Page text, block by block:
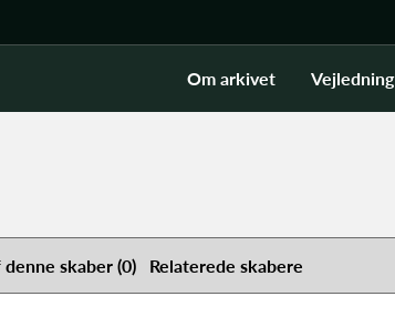
Om arkivet Vejledning
skaber (0) Relaterede skabere